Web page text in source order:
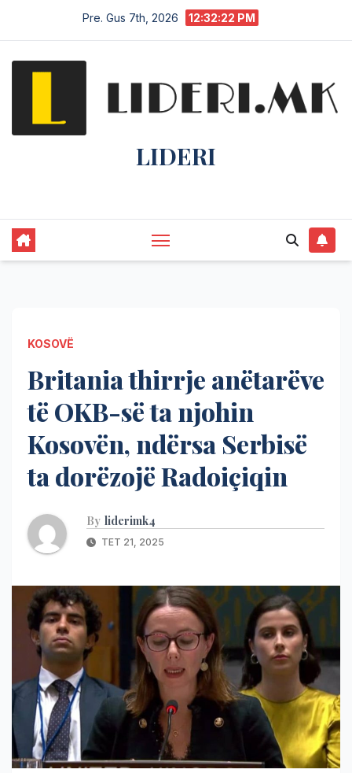
Pre. Gus 7th, 2026 12:32:22 PM
LIDERI
KOSOVË
Britania thirrje anëtarëve
të OKB-së ta njohin
Kosovën, ndërsa Serbisë
ta dorëzojë Radoiçiqin
By liderimk4
TET 21, 2025